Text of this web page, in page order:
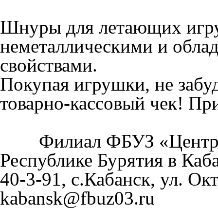
Шнуры для летающих
неметаллическими и
свойствами.
Покупая игрушки, не
товарно-кассовый чек!
Филиал ФБУЗ «Центр
Республике Бурятия в
40-3-91, с.Кабанск, ул.
kabansk@fbuz03.ru